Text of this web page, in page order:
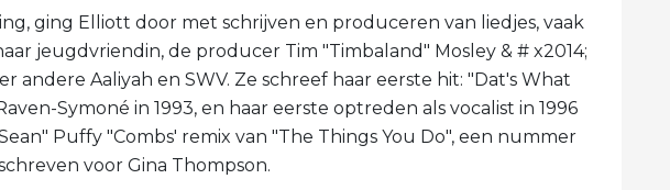
ging Elliott door met schrijven en produceren van liedjes, vaak
jeugdvriendin, de producer Tim "Timbaland" Mosley & # x2014;
andere Aaliyah en SWV. Ze schreef haar eerste hit: "Dat's What
Symoné in 1993, en haar eerste optreden als vocalist in 1996
Puffy "Combs' remix van "The Things You Do", een nummer
voor Gina Thompson.